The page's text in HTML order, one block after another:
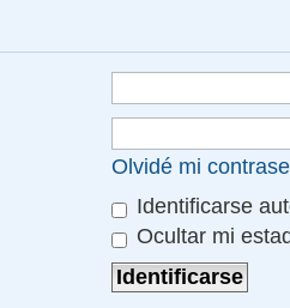
Olvidé mi
Identificarse
Ocultar mi